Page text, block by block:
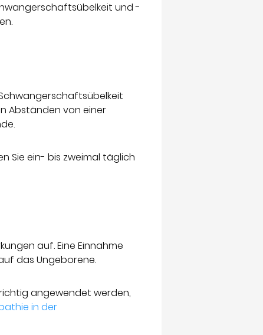
und -
Abständen von einer
Sie ein- bis zweimal täglich
auf. Eine Einnahme
das Ungeborene.
angewendet werden,
in der